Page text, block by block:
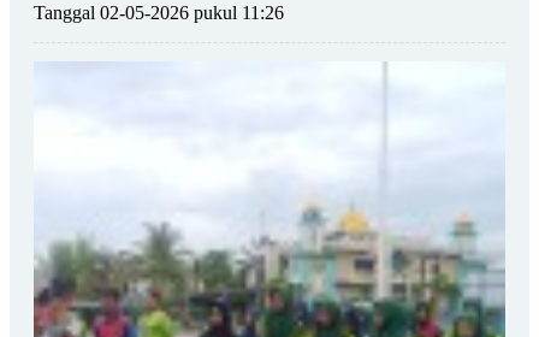
Tanggal 02-05-2026 pukul 11:26